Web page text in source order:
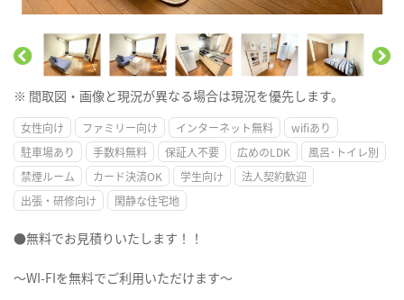
※ 間取図・画像と現況が異なる場合は現況を優先します。
女性向け ファミリー向け インターネット無料
wifiあり
駐車場あり
手数料無料 保証人不要 広めのLDK
風呂･トイレ別
禁煙ルーム
カード決済OK 学生向け
法人契約歓迎
出張・研修向け
閑静な住宅地
●無料でお見積りいたします！！
～WI-FIを無料でご利用いただけます～